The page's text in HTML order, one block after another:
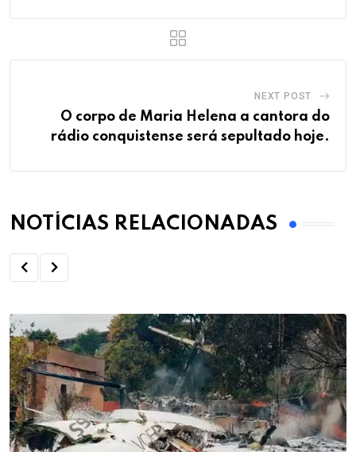
NEXT POST
O corpo de Maria Helena a cantora do
rádio conquistense será sepultado hoje.
NOTÍCIAS RELACIONADAS